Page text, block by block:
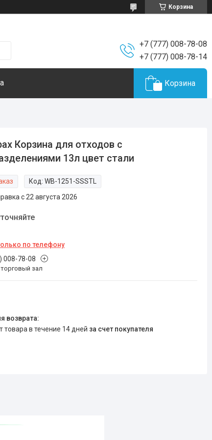
Корзина
+7 (777) 008-78-08
+7 (777) 008-78-14
Корзина
Корзина для отходов с
13л цвет стали
Код:WB-1251-SSSTL
с 22 августа 2026
по телефону
008-78-08
зал
товара в течение 14 дней за счет покупателя